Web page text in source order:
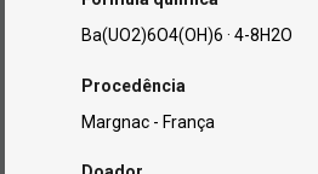
Ba(UO2)6O4(OH)6 · 4-8H2O
Procedência
Margnac - França